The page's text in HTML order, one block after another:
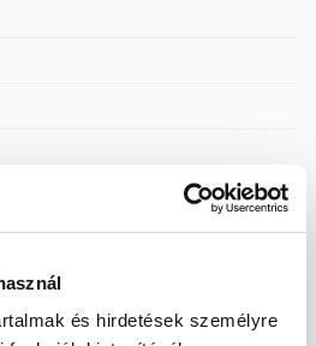
és hirdetések személyre